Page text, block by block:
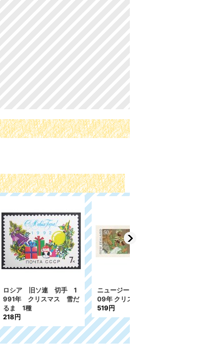
手 1
雪だ
ニュージーランド切手 20
09年 クリスマス 2種